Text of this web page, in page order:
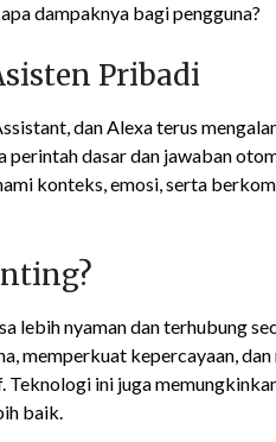
dampaknya bagi pengguna?
Pribadi
dan Alexa terus
dasar dan jawaban
konteks, emosi, serta
lebih nyaman dan terhubung
memperkuat kepercayaan,
ini juga
baik.